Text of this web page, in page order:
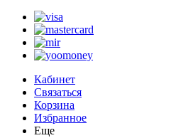
Кабинет
Связаться
Корзина
Избранное
Еще